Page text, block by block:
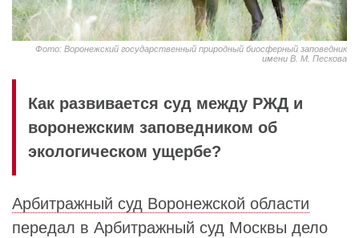
Фото: Воронежский государственный природный биосферный заповедник
имени В. М. Пескова
Как развивается суд между РЖД и
воронежским заповедником об
экологическом ущербе?
Арбитражный суд Воронежской области
передал в Арбитражный суд Москвы дело